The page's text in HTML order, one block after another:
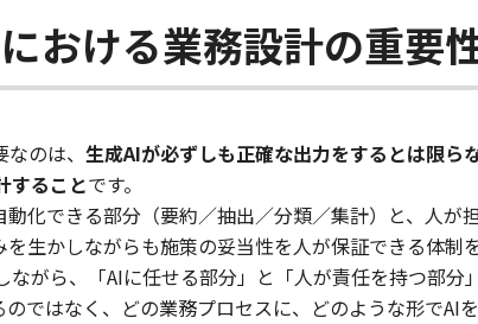
おける業務設計の重要
のは、 生成AIが必ずしも正確な出力をするとは限ら
することです。
化できる部分（要約／抽出／分類／集計）と、人が
生かしながらも施策の妥当性を人が保証できる体制
ながら、「AIに任せる部分」と「人が責任を持つ部
ではなく、どの業務プロセスに、どのような形でAI